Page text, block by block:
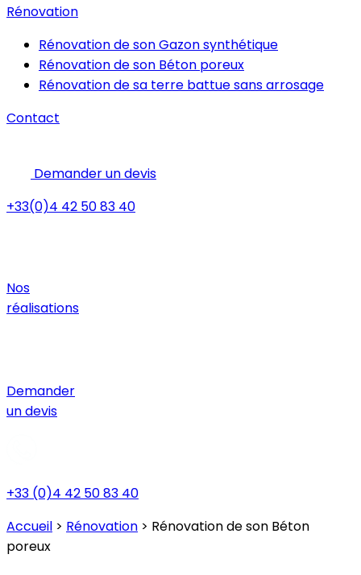
Rénovation
Rénovation de son Gazon synthétique
Rénovation de son Béton poreux
Rénovation de sa terre battue sans arrosage
Contact
Demander un devis
+33(0)4 42 50 83 40
Nos
réalisations
Demander
un devis
+33 (0)4 42 50 83 40
Accueil > Rénovation > Rénovation de son Béton
poreux